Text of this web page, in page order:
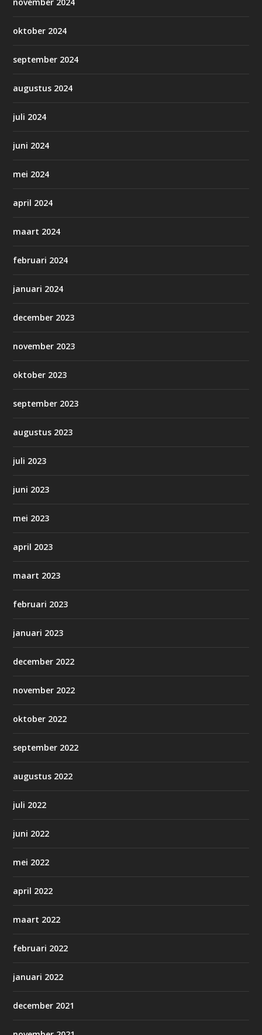
oktober 2024
september 2024
augustus 2024
juli 2024
juni 2024
mei 2024
april 2024
maart 2024
februari 2024
januari 2024
december 2023
november 2023
oktober 2023
september 2023
augustus 2023
juli 2023
juni 2023
mei 2023
april 2023
maart 2023
februari 2023
januari 2023
december 2022
november 2022
oktober 2022
september 2022
augustus 2022
juli 2022
juni 2022
mei 2022
april 2022
maart 2022
februari 2022
januari 2022
december 2021